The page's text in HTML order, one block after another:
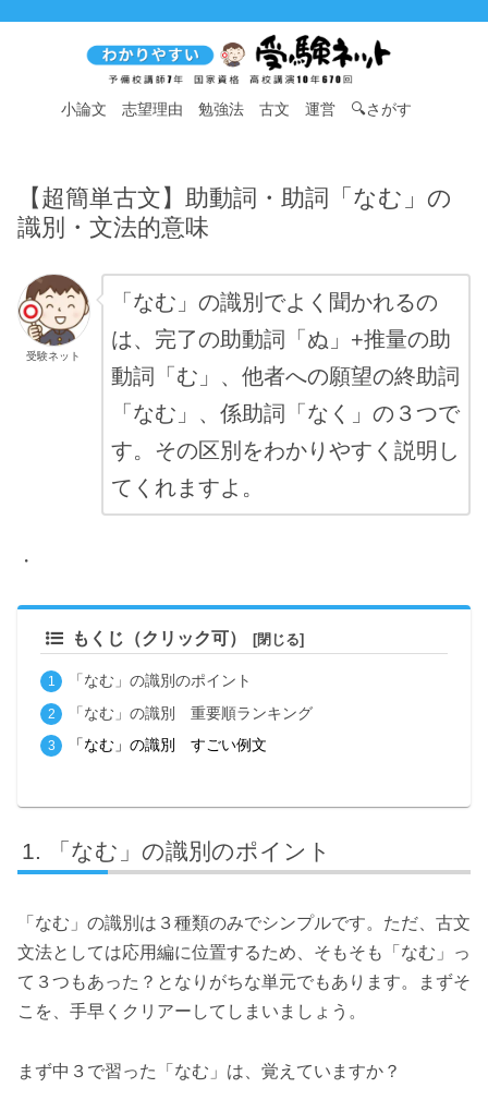
小論文 志望理由 勉強法 古文 運営 🔍さがす
【超簡単古文】助動詞・助詞「なむ」の
識別・文法的意味
受験ネット
「なむ」の識別でよく聞かれるの
は、完了の助動詞「ぬ」+推量の助
動詞「む」、他者への願望の終助詞
「なむ」、係助詞「なく」の３つで
す。その区別をわかりやすく説明し
てくれますよ。
・
もくじ（クリック可）
「なむ」の識別のポイント
「なむ」の識別 重要順ランキング
「なむ」の識別 すごい例文
「なむ」の識別のポイント
「なむ」の識別は３種類のみでシンプルです。ただ、古文
文法としては応用編に位置するため、そもそも「なむ」っ
て３つもあった？となりがちな単元でもあります。まずそ
こを、手早くクリアーしてしまいましょう。
まず中３で習った「なむ」は、覚えていますか？